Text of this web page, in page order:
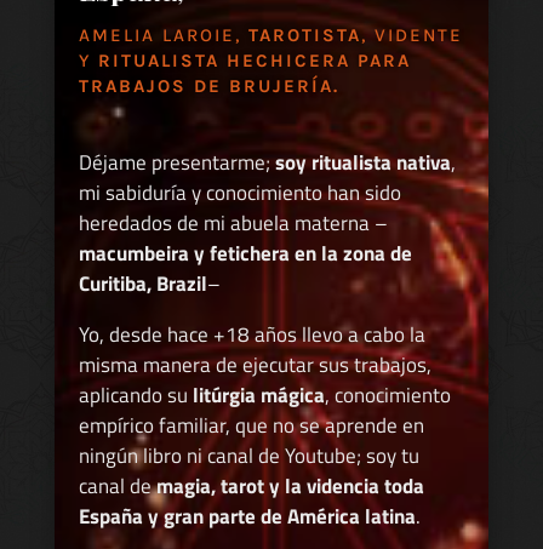
AMELIA LAROIE, TAROTISTA, VIDENTE
Y RITUALISTA HECHICERA PARA
TRABAJOS DE BRUJERÍA.
Déjame presentarme;soy ritualista nativa,
mi sabiduría y conocimiento han sido
heredados de mi abuela materna –
macumbeira y fetichera en la zona de
Curitiba, Brazil–
Yo, desde hace +18 años llevo a cabo la
misma manera de ejecutar sus trabajos,
aplicando su litúrgia mágica, conocimiento
empírico familiar, que no se aprende en
ningún libro ni canal de Youtube; soy tu
canal demagia, tarot y la videncia toda
España y gran parte de América latina.